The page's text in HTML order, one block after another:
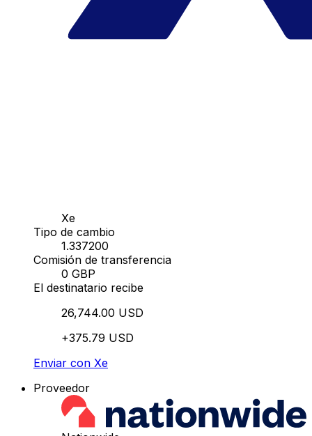
Xe
Tipo de cambio
1.337200
Comisión de transferencia
0 GBP
El destinatario recibe
26,744.00 USD
+375.79 USD
Enviar con Xe
Proveedor